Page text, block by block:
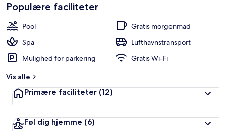
Populære faciliteter
Pool
Gratis morgenmad
Spa
Lufthavnstransport
Mulighed for parkering
Gratis Wi-Fi
Vis alle
Primære faciliteter (12)
Føl dig hjemme (6)